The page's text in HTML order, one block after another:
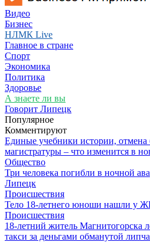
Видео
Бизнес
НЛМК Live
Главное в стране
Спорт
Экономика
Политика
Здоровье
А знаете ли вы
Говорит Липецк
Популярное
Комментируют
Единые учебники истории, отмена
магистратуры – что изменится в
Общество
Три человека погибли в ночной
Липецк
Происшествия
Тело 18-летнего юноши нашли у
Происшествия
18-летний житель Магнитогорска
такси за деньгами обманутой